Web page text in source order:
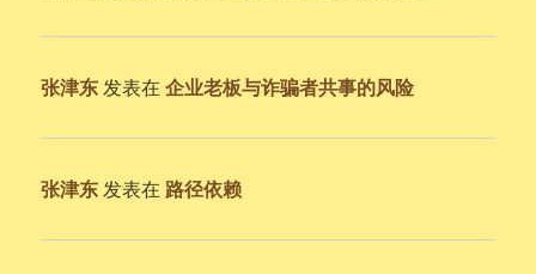
张津东 发表在企业老板与诈骗者共事的风险
张津东 发表在 路径依赖